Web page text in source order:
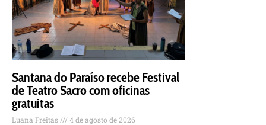
Santana do Paraíso recebe Festival
de Teatro Sacro com oficinas
gratuitas
Luana Freitas 4 de agosto de 2026